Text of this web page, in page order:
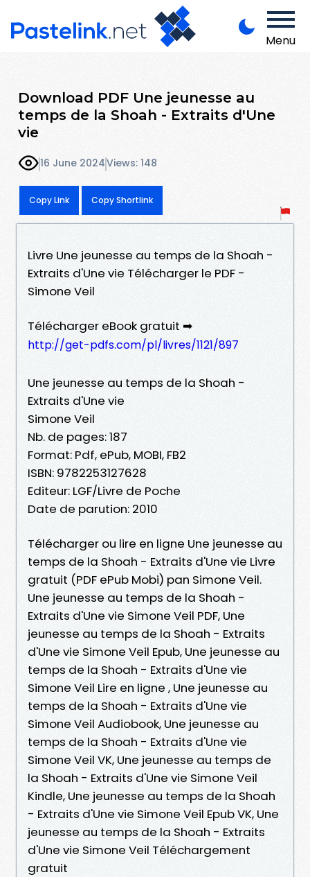
Menu
Download PDF Une jeunesse au
temps de la Shoah - Extraits d'Une
vie
16 June 2024Views: 148
Copy Link Copy Shortlink
Livre Une jeunesse au temps de la Shoah -
Extraits d'Une vie Télécharger le PDF -
Simone Veil
Télécharger eBook gratuit ➡
http://get-pdfs.com/pl/livres/1121/897
Une jeunesse au temps de la Shoah -
Extraits d'Une vie
Simone Veil
Nb. de pages: 187
Format: Pdf, ePub, MOBI, FB2
ISBN: 9782253127628
Editeur: LGF/Livre de Poche
Date de parution: 2010
Télécharger ou lire en ligne Une jeunesse au
temps de la Shoah - Extraits d'Une vie Livre
gratuit (PDF ePub Mobi) pan Simone Veil.
Une jeunesse au temps de la Shoah -
Extraits d'Une vie Simone Veil PDF, Une
jeunesse au temps de la Shoah - Extraits
d'Une vie Simone Veil Epub, Une jeunesse au
temps de la Shoah - Extraits d'Une vie
Simone Veil Lire en ligne , Une jeunesse au
temps de la Shoah - Extraits d'Une vie
Simone Veil Audiobook, Une jeunesse au
temps de la Shoah - Extraits d'Une vie
Simone Veil VK, Une jeunesse au temps de
la Shoah - Extraits d'Une vie Simone Veil
Kindle, Une jeunesse au temps de la Shoah
- Extraits d'Une vie Simone Veil Epub VK, Une
jeunesse au temps de la Shoah - Extraits
d'Une vie Simone Veil Téléchargement
gratuit